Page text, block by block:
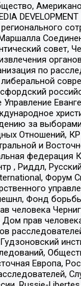
совет,
по
за
и
федерация
, Риддл,
Форум
Фонд
человека
прав
Европа,